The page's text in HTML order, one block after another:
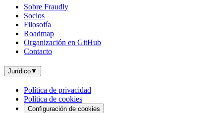
Sobre Fraudly
Socios
Filosofía
Roadmap
Organización en GitHub
Contacto
Jurídico▼
Política de privacidad
Política de cookies
Configuración de cookies